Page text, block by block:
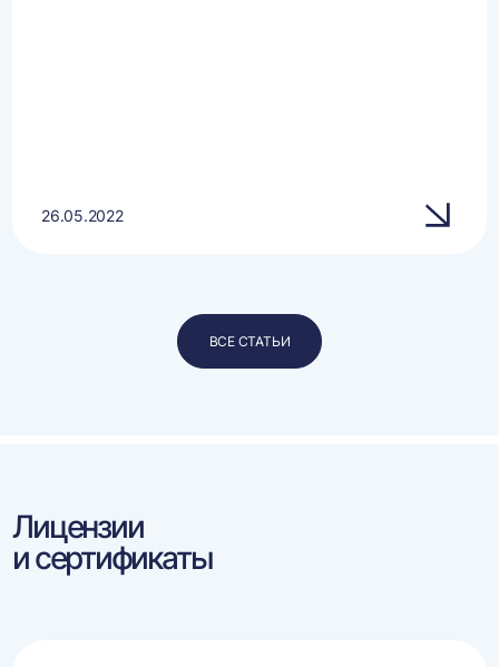
26.05.2022
ВСЕ СТАТЬИ
Лицензии
и сертификаты